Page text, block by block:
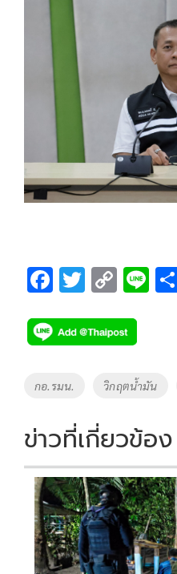
F
e
b
o
k
T
tt
er
C
p
y
Li
k
Li
Tags
กอ.รมน. วิกฤตน้ำมัน
ข่าวที่เกี่ยวข้อง